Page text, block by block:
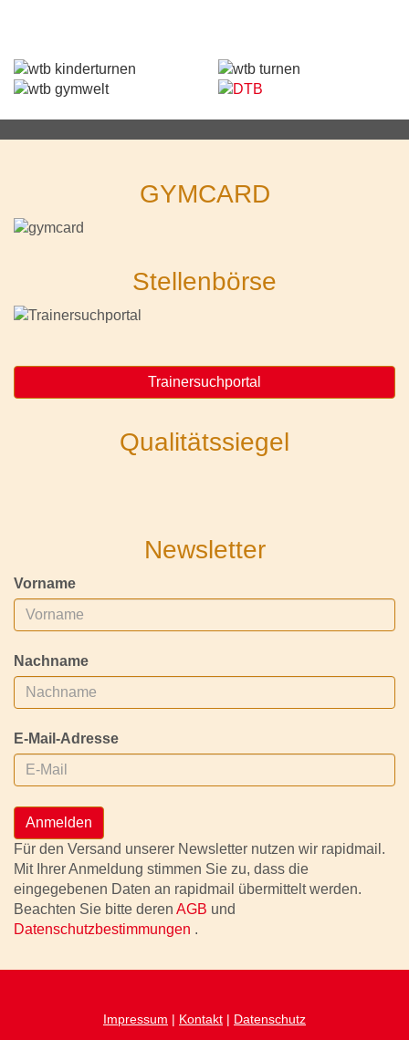
GYMCARD
Stellenbörse
Trainersuchportal
Qualitätssiegel
Newsletter
Vorname
Nachname
E-Mail-Adresse
Anmelden
Für den Versand unserer Newsletter nutzen wir rapidmail.
Mit Ihrer Anmeldung stimmen Sie zu, dass die
eingegebenen Daten an rapidmail übermittelt werden.
Beachten Sie bitte deren AGB und
Datenschutzbestimmungen .
Impressum | Kontakt | Datenschutz